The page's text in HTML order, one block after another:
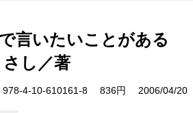
言いたいことがある
し／著
4-10-610161-8 836円 2006/04/20